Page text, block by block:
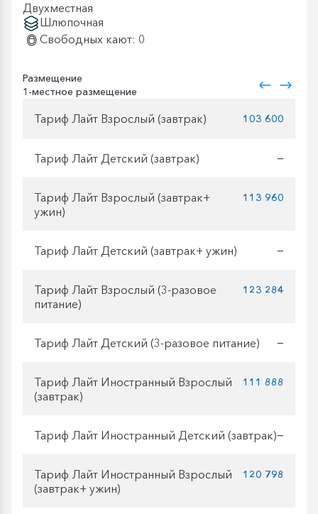
Двухместная
Шлюпочная
Свободных кают: 0
Размещение
1-местное размещение
Тариф Лайт Взрослый (завтрак) 103 600
Тариф Лайт Детский (завтрак) —
Тариф Лайт Взрослый (завтрак+
ужин)
113 960
Тариф Лайт Детский (завтрак+ ужин) —
Тариф Лайт Взрослый (3-разовое
питание)
123 284
Тариф Лайт Детский (3-разовое питание) —
Тариф Лайт Иностранный Взрослый
(завтрак)
111 888
Тариф Лайт Иностранный Детский (завтрак)—
Тариф Лайт Иностранный Взрослый
(завтрак+ ужин)
120 798